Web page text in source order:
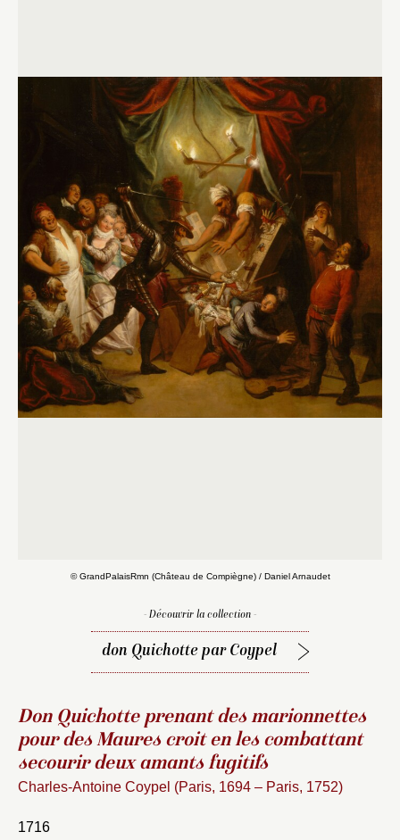
© GrandPalaisRmn (Château de Compiègne) / Daniel Arnaudet
- Découvrir la collection -
don Quichotte par Coypel
Don Quichotte prenant des marionnettes
pour des Maures croit en les combattant
secourir deux amants fugitifs
Charles-Antoine Coypel (Paris, 1694 – Paris, 1752)
1716